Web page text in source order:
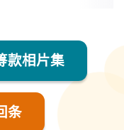
款相片集
条